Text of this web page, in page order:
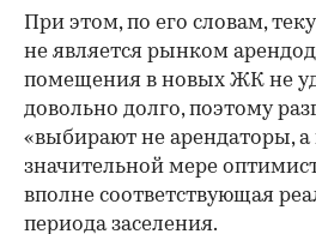
При этом, по его словам,
не является рынком
помещения в новых ЖК не
довольно долго, поэтому
«выбирают не арендаторы,
значительной мере
вполне соответствующая
периода заселения.